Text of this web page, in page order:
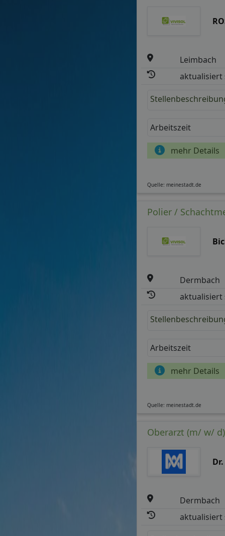
Leimbach
aktualisiert
Arbeitszeit
mehr Details
Quelle: meinestadt.de
Polier /
Dermbach
aktualisiert
Arbeitszeit
mehr Details
Quelle: meinestadt.de
Oberarzt (m/ w/
Dermbach
aktualisiert